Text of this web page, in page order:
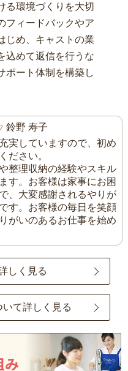
る環境づくりを大切
フィードバックやア
じめ、キャストの業
込めて返信を行うな
ポート体制を構築し
鈴野 寿子
実していますので、初め
ださい。
整理収納の経験やスキル
す。お客様は家事にお困
、大変感謝されるやりが
す。お客様の毎日を笑顔
がいのあるお仕事を始め
しく見る
て詳しく見る